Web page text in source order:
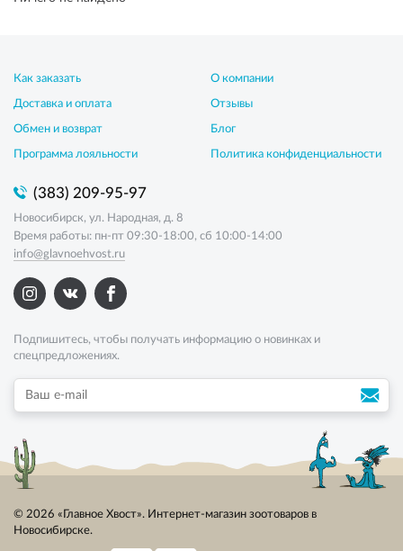
Как заказать
Доставка и оплата
Обмен и возврат
Программа лояльности
О компании
Отзывы
Блог
Политика конфиденциальности
(383) 209-95-97
Новосибирск, ул. Народная, д. 8
Время работы: пн-пт 09:30-18:00, сб 10:00-14:00
info@glavnoehvost.ru
Подпишитесь, чтобы получать информацию о новинках и
спецпредложениях.
© 2026 «Главное Хвост». Интернет-магазин зоотоваров в
Новосибирске.